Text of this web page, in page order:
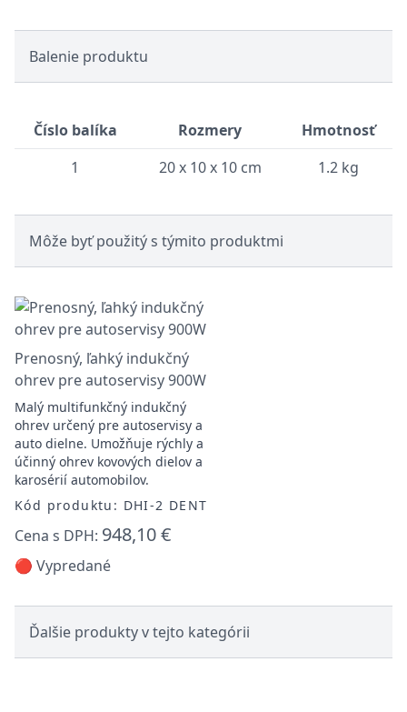
Balenie produktu
Číslo balíka Rozmery
Hmotnosť
1
20 x 10 x 10 cm 1.2 kg
Môže byť použitý s týmito produktmi
Prenosný, ľahký indukčný
ohrev pre autoservisy 900W
Malý multifunkčný indukčný
ohrev určený pre autoservisy a
auto dielne. Umožňuje rýchly a
účinný ohrev kovových dielov a
karosérií automobilov.
Kód produktu: DHI-2 DENT
Cena s DPH: 948,10 €
🔴 Vypredané
Ďalšie produkty v tejto kategórii